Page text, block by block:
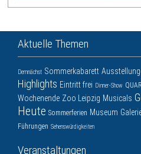
Aktuelle Themen
Demnächst Sommerkabarett
Highlights Eintritt frei Dinner-Show
Wochenende Zoo Leipzig Musicals
Heute Sommerferien Museum
Führungen Sehenswürdigkeiten
Veranstaltungen